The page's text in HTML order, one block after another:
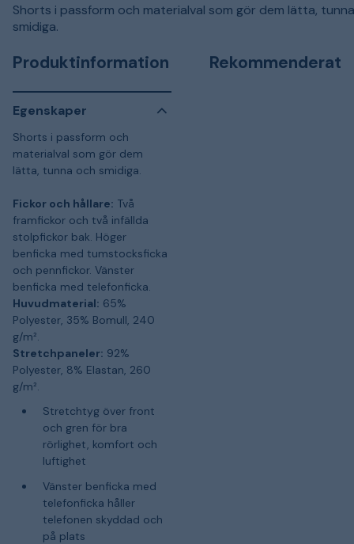
Shorts i passform och materialval som gör dem lätta,
smidiga.
Produktinformation
Egenskaper
Shorts i passform och
materialval som gör dem
lätta, tunna och smidiga.
Fickor och hållare: Två
framfickor och två infällda
stolpfickor bak. Höger
benficka med tumstocksficka
och pennfickor. Vänster
benficka med telefonficka.
Huvudmaterial: 65%
Polyester, 35% Bomull, 240
g/m².
Stretchpaneler: 92%
Polyester, 8% Elastan, 260
g/m².
Stretchtyg över front
och gren för bra
rörlighet, komfort och
luftighet
Vänster benficka med
telefonficka håller
telefonen skyddad och
på plats
Rekommenderat